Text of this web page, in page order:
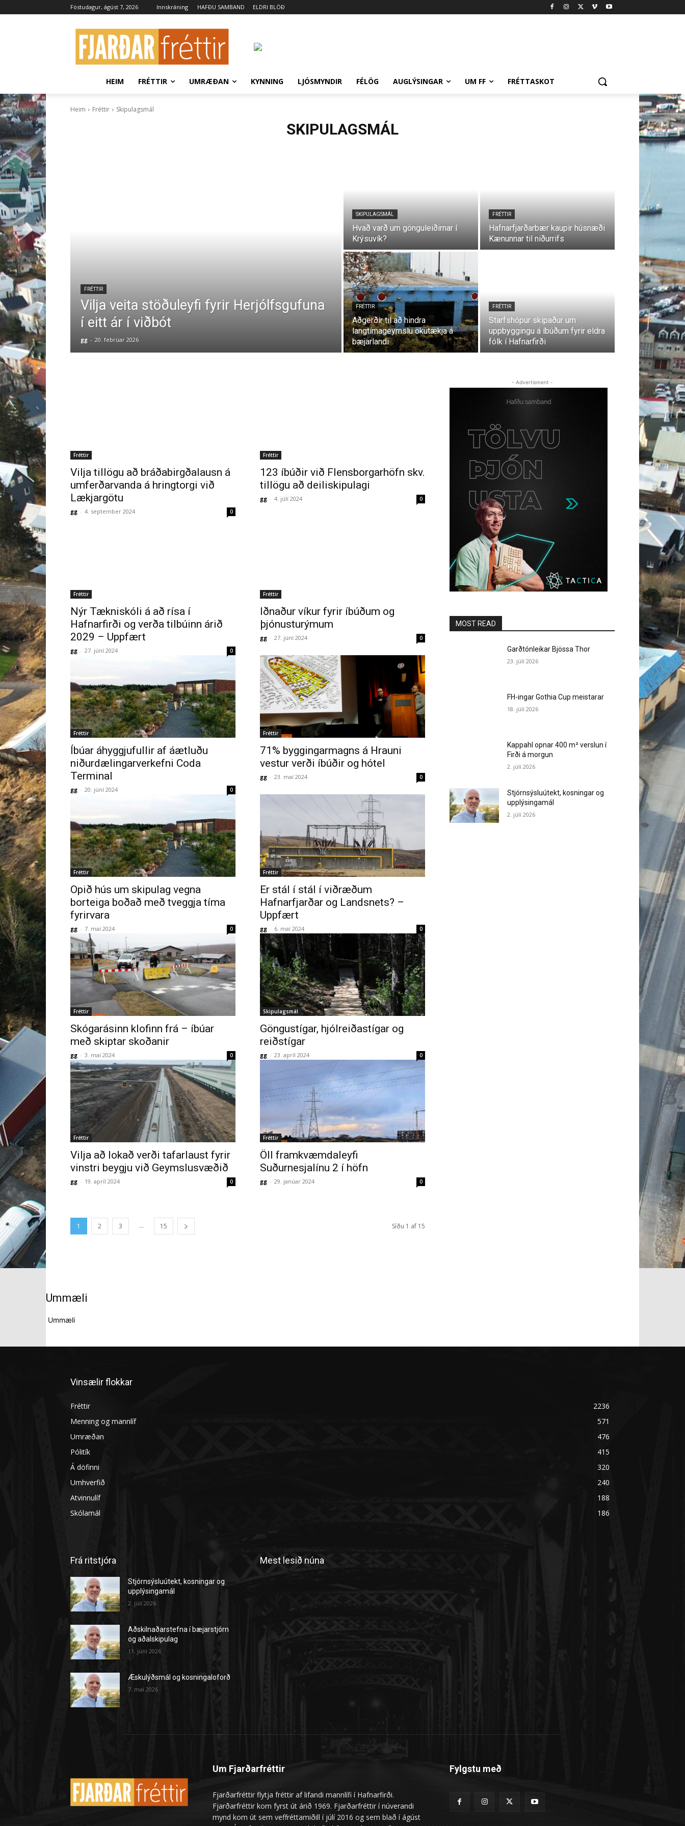
Föstudagur, ágúst 7, 2026 Innskráning HAFÐU SAMBAND ELDRI BLÖÐ
HEIM FRÉTTIR UMRÆÐAN KYNNING LJÓSMYNDIR FÉLÖG AUGLÝSINGAR UM FF FRÉTTASKOT
Heim Fréttir Skipulagsmál
SKIPULAGSMÁL
FRÉTTIR
Vilja veita stöðuleyfi fyrir Herjólfsgufuna
í eitt ár í viðbót
gg - 20. febrúar 2026
SKIPULAGSMÁL
Hvað varð um gönguleiðirnar í
Krýsuvík?
FRÉTTIR
Hafnarfjarðarbær kaupir húsnæði
Kænunnar til niðurrifs
FRÉTTIR
Aðgerðir til að hindra
langtímageymslu ökutækja á
bæjarlandi
FRÉTTIR
Starfshópur skipaður um
uppbyggingu á íbúðum fyrir eldra
fólk í Hafnarfirði
Fréttir
Vilja tillögu að bráðabirgðalausn á
umferðarvanda á hringtorgi við
Lækjargötu
gg - 4. september 2024 0
Fréttir
123 íbúðir við Flensborgarhöfn skv.
tillögu að deiliskipulagi
gg - 4. júlí 2024 0
Fréttir
Nýr Tækniskóli á að rísa í
Hafnarfirði og verða tilbúinn árið
2029 – Uppfært
gg - 27. júní 2024 0
Fréttir
Iðnaður víkur fyrir íbúðum og
þjónusturýmum
gg - 27. júní 2024 0
Fréttir
Íbúar áhyggjufullir af áætluðu
niðurdælingarverkefni Coda
Terminal
gg - 20. júní 2024 0
Fréttir
71% byggingarmagns á Hrauni
vestur verði íbúðir og hótel
gg - 23. maí 2024 0
Fréttir
Opið hús um skipulag vegna
borteiga boðað með tveggja tíma
fyrirvara
gg - 7. maí 2024 0
Fréttir
Er stál í stál í viðræðum
Hafnarfjarðar og Landsnets? –
Uppfært
gg - 6. maí 2024 0
Fréttir
Skógarásinn klofinn frá – íbúar
með skiptar skoðanir
gg - 3. maí 2024 0
Skipulagsmál
Göngustígar, hjólreiðastígar og
reiðstígar
gg - 23. apríl 2024 0
Fréttir
Vilja að lokað verði tafarlaust fyrir
vinstri beygju við Geymslusvæðið
gg - 19. apríl 2024 0
Fréttir
Öll framkvæmdaleyfi
Suðurnesjalínu 2 í höfn
gg - 29. janúar 2024 0
1 2 3 ... 15 Síðu 1 af 15
- Advertisment -
MOST READ
Garðtónleikar Bjössa Thor
23. júlí 2026
FH-ingar Gothia Cup meistarar
18. júlí 2026
Kappahl opnar 400 m² verslun í
Firði á morgun
2. júlí 2026
Stjórnsýsluútekt, kosningar og
upplýsingamál
2. júlí 2026
Ummæli
Ummæli
Vinsælir flokkar
Fréttir
2236
Menning og mannlíf
571
Umræðan
476
Pólitík
415
Á döfinni
320
Umhverfið
240
Atvinnulíf
188
Skólamál
186
Frá ritstjóra
Stjórnsýsluútekt, kosningar og
upplýsingamál
2. júlí 2026
Aðskilnaðarstefna í bæjarstjórn
og aðalskipulag
11. júní 2026
Æskulýðsmál og kosningaloforð
7. maí 2026
Mest lesið núna
Um Fjarðarfréttir
Fjarðarfréttir flytja fréttir af lifandi mannlífi í Hafnarfirði.
Fjarðarfréttir kom fyrst út árið 1969. Fjarðarfréttir í núverandi
mynd kom út sem veffréttamiðill í júlí 2016 og sem blað í ágúst
Fylgstu með